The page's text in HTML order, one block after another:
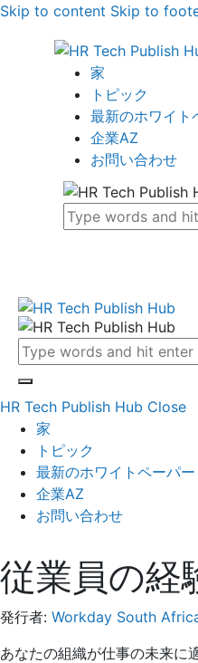
Skip to content Skip to
家
トピック
最新のホワイト
企業AZ
お問い合わせ
HR Tech Publish Hub Close
家
トピック
最新のホワイトペーパー
企業AZ
お問い合わせ
従業員の経
発行者: Workday South
あなたの組織が仕事の未来に